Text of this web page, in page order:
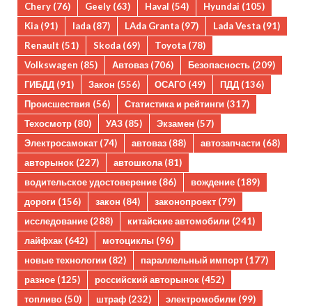
Chery (76) Geely (63) Haval (54) Hyundai (105)
Kia (91) lada (87) LAda Granta (97) Lada Vesta (91)
Renault (51) Skoda (69) Toyota (78)
Volkswagen (85) Автоваз (706) Безопасность (209)
ГИБДД (91) Закон (556) ОСАГО (49) ПДД (136)
Происшествия (56) Статистика и рейтинги (317)
Техосмотр (80) УАЗ (85) Экзамен (57)
Электросамокат (74) автоваз (88) автозапчасти (68)
авторынок (227) автошкола(81)
водительское удостоверение (86) вождение (189)
дороги (156) закон (84) законопроект (79)
исследование (288) китайские автомобили (241)
лайфхак (642) мотоциклы (96)
новые технологии (82) параллельный импорт (177)
разное (125) российский авторынок (452)
топливо (50) штраф (232) электромобили (99)